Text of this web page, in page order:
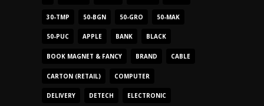
30-TMP 50-BGN 50-GRO 50-MAK
50-PUC APPLE BANK BLACK
BOOK MAGNET & FANCY BRAND CABLE
CARTON (RETAIL) COMPUTER
DELIVERY DETECH ELECTRONIC